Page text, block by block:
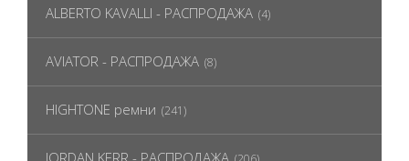
ALBERTO KAVALLI - РАСПРОДАЖА (4)
AVIATOR - РАСПРОДАЖА (8)
HIGHTONE ремни (241)
JORDAN KERR - РАСПРОДАЖА